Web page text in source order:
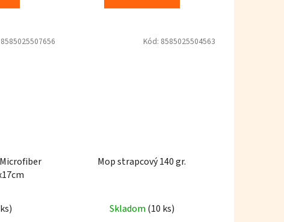
8585025507656
Mop strapcový 140 gr.
Skladom (10 ks)
Kód: 8585025504563